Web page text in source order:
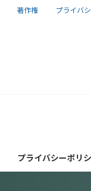
著作権 プライバ
プライバシーポリ